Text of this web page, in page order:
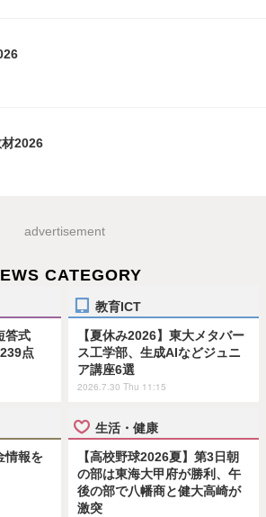
2026
advertisement
CATEGORY
答式
点
教育ICT
【夏休み2026】東大メタバー
ス工学部、生成AIなどジュニ
ア講座6選
2026.7.30 Thu 11:15
情報を
生活・健康
【高校野球2026夏】第3日朝
の部は東海大甲府が勝利、午
後の部で八幡商と健大高崎が
激突